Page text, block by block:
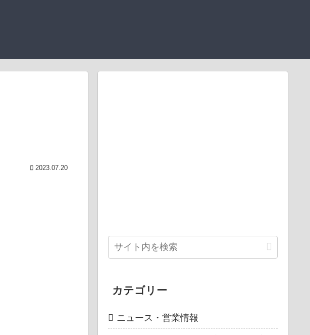
2023.07.20
カテゴリー
ニュース・営業情報